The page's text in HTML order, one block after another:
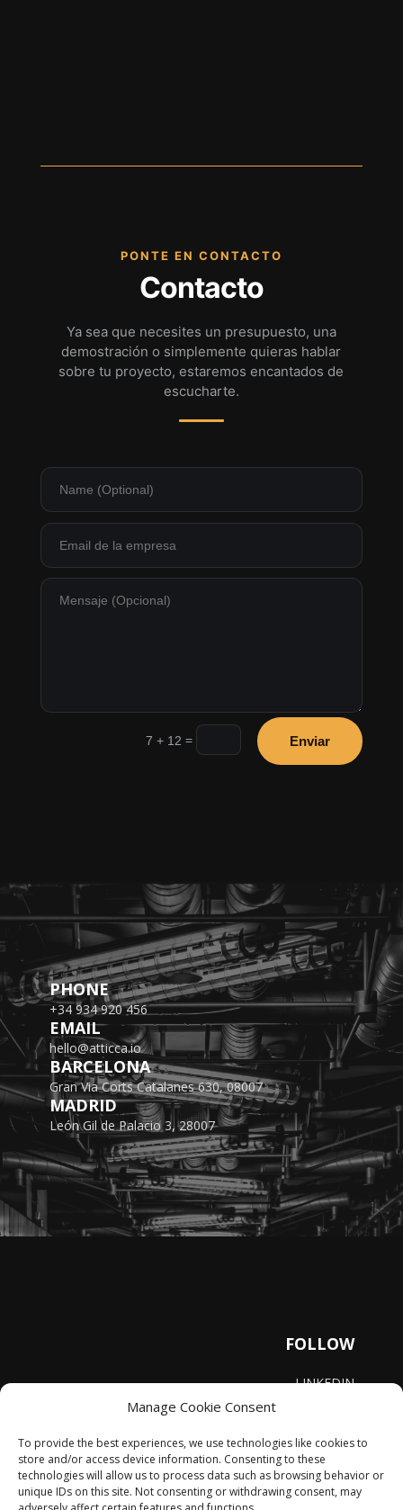
Manage Cookie Consent
To provide the best experiences, we use technologies like cookies to
store and/or access device information. Consenting to these
technologies will allow us to process data such as browsing behavior or
unique IDs on this site. Not consenting or withdrawing consent, may
PONTE EN CONTACTO
Contacto
Ya sea que necesites un presupuesto, una
demostración o simplemente quieras hablar
sobre tu proyecto, estaremos encantados de
escucharte.
7 + 12 = Enviar
PHONE
+34 934 920 456
EMAIL
hello@atticca.io
BARCELONA
Gran Via Corts Catalanes 630, 08007
MADRID
León Gil de Palacio 3, 28007
FOLLOW
LINKEDIN
Legal Notice|Privacy Policy|Cookie Polity